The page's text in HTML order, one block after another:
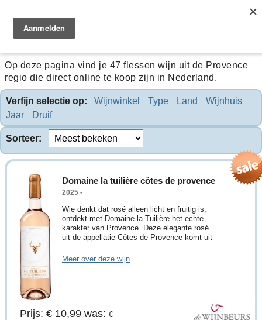
Provence
Op deze pagina vind je 47 flessen wijn uit de Provence
regio die direct online te koop zijn in Nederland.
Verfijn selectie op: Wijnwinkel Type Land
Wijnhuis
Jaar
Druif
Sorteer:
Domaine la tuilière côtes de provence
2025 -
Wie denkt dat rosé alleen licht en fruitig is,
ontdekt met Domaine la Tuilière het echte
karakter van Provence. Deze elegante rosé
uit de appellatie Côtes de Provence komt uit
Meer over deze wijn
Prijs: € 10,99 was: €